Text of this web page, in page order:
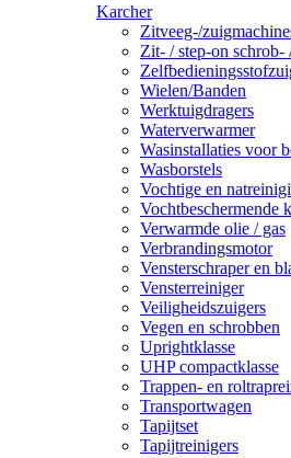
Karcher
Zitveeg-/
Zit- / step-on schrob-
Wielen/Banden
Werktuigdragers
Waterverwarmer
Wasinstallaties voor
Wasborstels
Vochtige en
Vochtbeschermende
Verwarmde olie / gas
Verbrandingsmotor
Vensterschraper en
Vensterreiniger
Veiligheidszuigers
Vegen en schrobben
Uprightklasse
UHP compactklasse
Trappen- en
Transportwagen
Tapijtset
Tapijtreinigers